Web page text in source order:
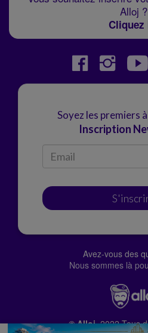
Alloj ?
Cliquez
Soyez les premiers
Inscription
Avez-vous des
Nous sommes là
© Alloj.2022 Tous